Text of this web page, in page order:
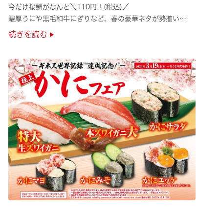
今だけ桜鯛がなんと＼110円！(税込)／
濃厚うにや黒毛和牛にぎりなど、春の豪華ネタが勢揃い
是非お越しください✨
続きを読む